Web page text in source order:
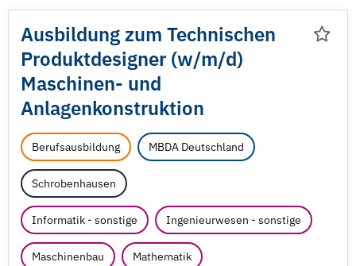
Ausbildung zum Technischen
Produktdesigner (w/m/d)
Maschinen- und
Anlagenkonstruktion
Berufsausbildung MBDA Deutschland
Schrobenhausen
Informatik - sonstige Ingenieurwesen - sonstige
Maschinenbau Mathematik